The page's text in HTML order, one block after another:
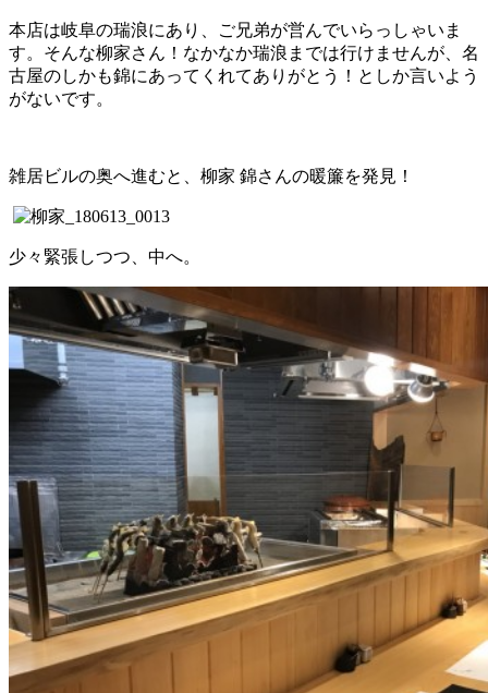
本店は岐阜の瑞浪にあり、ご兄弟が営んでいらっしゃいま
す。そんな柳家さん！なかなか瑞浪までは行けませんが、名
古屋のしかも錦にあってくれてありがとう！としか言いよう
がないです。
雑居ビルの奥へ進むと、柳家 錦さんの暖簾を発見！
少々緊張しつつ、中へ。